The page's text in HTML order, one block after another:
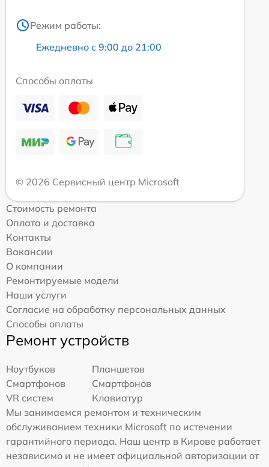
Режим работы:
Ежедневно с 9:00 до 21:00
Способы оплаты
© 2026 Сервисный центр Microsoft
Стоимость ремонта
Оплата и доставка
Контакты
Вакансии
О компании
Ремонтируемые модели
Наши услуги
Согласие на обработку персональных данных
Способы оплаты
Ремонт устройств
Ноутбуков
Планшетов
Смартфонов
Смартфонов
VR систем
Клавиатур
Мы занимаемся ремонтом и техническим
обслуживанием техники Microsoft по истечении
гарантийного периода. Наш центр в Кирове работает
независимо и не имеет официальной авторизации от